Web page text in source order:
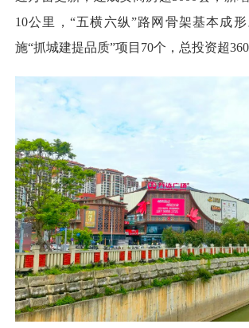
10公里，“五横六纵”路网骨架基本成
施“抓城建提品质”项目70个，总投资超360